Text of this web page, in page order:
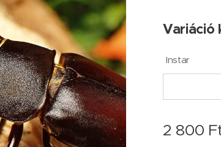
Variáció
Instar
2 800